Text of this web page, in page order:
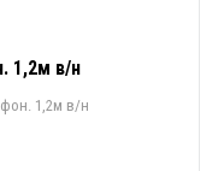
1,2м в/н
1,2м в/н